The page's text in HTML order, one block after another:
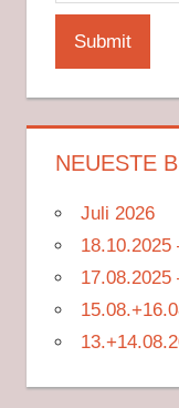
NEUESTE
Juli 2026
18.10.2025